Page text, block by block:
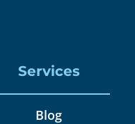
Services
Blog